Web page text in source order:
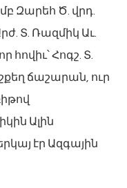
Զարեհ Ծ. վրդ.
Տ. Ռազմիկ Աւ.
հովիւ՝ Հոգշ. Տ.
ճաշարան, ուր
Ալին
էր Ազգային